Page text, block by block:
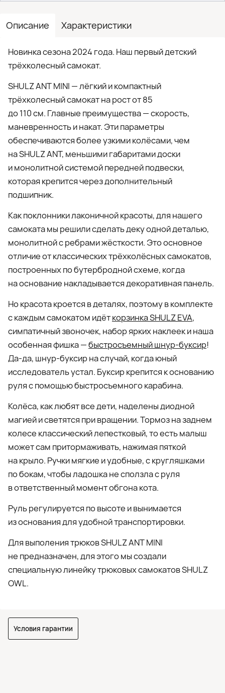
Описание Характеристики
Новинка сезона 2024 года. Наш первый детский
трёхколесный самокат.
SHULZ ANT MINI — лёгкий и компактный
трёхколесный самокат на рост от 85
до 110 см. Главные преимущества — скорость,
маневренность и накат. Эти параметры
обеспечиваются более узкими колёсами, чем
на SHULZ ANT, меньшими габаритами доски
и монолитной системой передней подвески,
которая крепится через дополнительный
подшипник.
Как поклонники лаконичной красоты, для нашего
самоката мы решили сделать деку одной деталью,
монолитной с ребрами жёсткости. Это основное
отличие от классических трёхколёсных самокатов,
построенных по бутербродной схеме, когда
на основание накладывается декоративная панель.
Но красота кроется в деталях, поэтому в комплекте
с каждым самокатом идёткорзинка SHULZ EVA,
симпатичный звоночек, набор ярких наклеек и наша
особенная фишка —быстросъемный шнур-буксир!
Да-да, шнур-буксир на случай, когда юный
исследователь устал. Буксир крепится к основанию
руля с помощью быстросъемного карабина.
Колёса, как любят все дети, наделены диодной
магией и светятся при вращении. Тормоз на заднем
колесе классический лепестковый, то есть малыш
может сам притормаживать, нажимая пяткой
на крыло. Ручки мягкие и удобные, с кругляшками
по бокам, чтобы ладошка не сползла с руля
в ответственный момент обгона кота.
Руль регулируется по высоте и вынимается
из основания для удобной транспортировки.
Для выполения трюков SHULZ ANT MINI
не предназначен, для этого мы создали
специальную линейку трюковых самокатов SHULZ
OWL.
Условия гарантии